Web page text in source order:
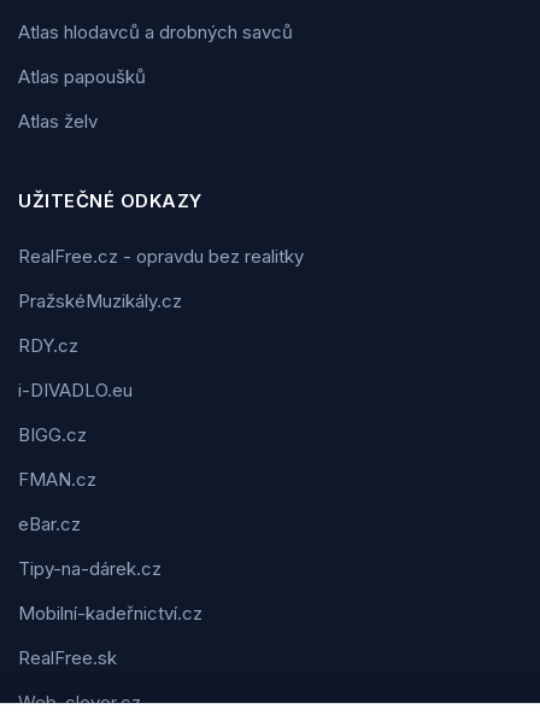
Atlas hlodavců a drobných savců
Atlas papoušků
Atlas želv
UŽITEČNÉ ODKAZY
RealFree.cz - opravdu bez realitky
PražskéMuzikály.cz
RDY.cz
i-DIVADLO.eu
BIGG.cz
FMAN.cz
eBar.cz
Tipy-na-dárek.cz
Mobilní-kadeřnictví.cz
RealFree.sk
Web-clever.cz